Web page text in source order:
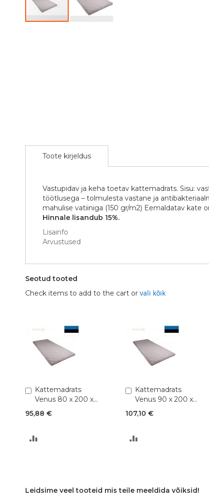
Toote kirjeldus
Vastupidav ja keha toetav kattemadrats. Sisu:
töötlusega – tolmulesta vastane ja
mahulise vatiiniga (150 gr/m2) Eemaldatav kate
Hinnale lisandub 15%.
Lisainfo
Arvustused
Seotud tooted
Check items to add to the cart or vali kõik
Kattemadrats
Venus 80 x 200 x
4 cm
95,88 €
Lisa
ostukorvi
Kattemadrats
Venus 90 x 200 x
4 cm
107,10 €
Lisa
ostukorvi
Leidsime veel tooteid mis teile meeldida võiksid!